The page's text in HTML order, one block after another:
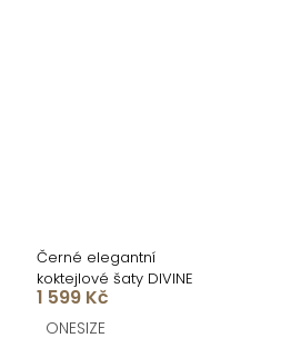
Černé elegantní
koktejlové šaty DIVINE
1 599 Kč
ONESIZE